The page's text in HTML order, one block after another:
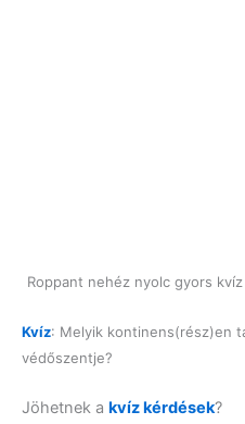
Roppant nehéz nyolc gyors
Kvíz: Melyik kontinens(rész)en
védőszentje?
Jöhetnek a kvíz kérdések?